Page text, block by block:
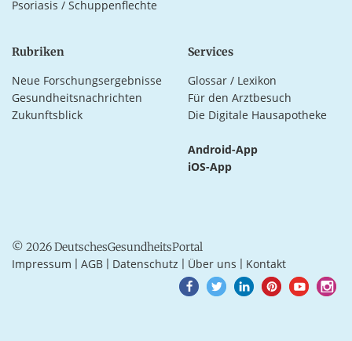
Psoriasis / Schuppenflechte
Rubriken
Neue Forschungsergebnisse
Gesundheitsnachrichten
Zukunftsblick
Services
Glossar / Lexikon
Für den Arztbesuch
Die Digitale Hausapotheke
Android-App
iOS-App
© 2026 DeutschesGesundheitsPortal
Impressum AGB Datenschutz Über uns Kontakt